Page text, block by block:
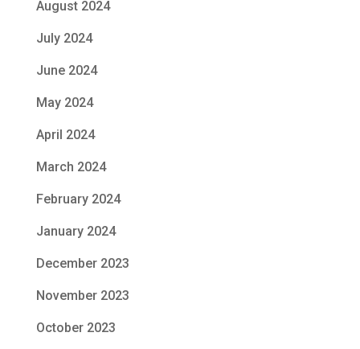
August 2024
July 2024
June 2024
May 2024
April 2024
March 2024
February 2024
January 2024
December 2023
November 2023
October 2023